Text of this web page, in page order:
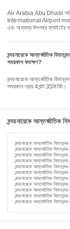
Air Arabia Abu Dhabi পরিচালিত বন্দরনায়েকে আন্তর্জাতিক বিমানবন্দর থেকে Abu Dhabi
International Airport
এবং অন্যান্য উপলব্ধ ফ্লাইটের
বন্দরনায়েকে আন্তর্জাতিক
সময়কাল কতক্ষণ?
বন্দরনায়েকে আন্তর্জাতিক বিমানবন্দর থেকে Abu Dhabi International Airport পর্যন্ত ফ্লাইটের
সময়কাল প্রায় 4ঘন্টা 35মিনিট।
বন্দরনায়েকে আন্তর্জাতিক
বন্দরনায়েকে আন্তর্জাতিক
বন্দরনায়েকে আন্তর্জাতিক
বন্দরনায়েকে আন্তর্জাতিক
বন্দরনায়েকে আন্তর্জাতিক
বন্দরনায়েকে আন্তর্জাতিক
বন্দরনায়েকে আন্তর্জাতিক
বন্দরনায়েকে আন্তর্জাতিক
বন্দরনায়েকে আন্তর্জাতিক
বন্দরনায়েকে আন্তর্জাতিক
বন্দরনায়েকে আন্তর্জাতিক
বন্দরনায়েকে আন্তর্জাতিক